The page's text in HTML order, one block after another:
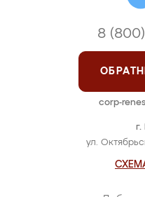
ул.
8 (800)
corp-